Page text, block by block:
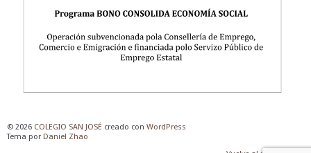
© 2026 COLEGIO SAN JOSÉ creado con WordPress
Tema por Daniel Zhao